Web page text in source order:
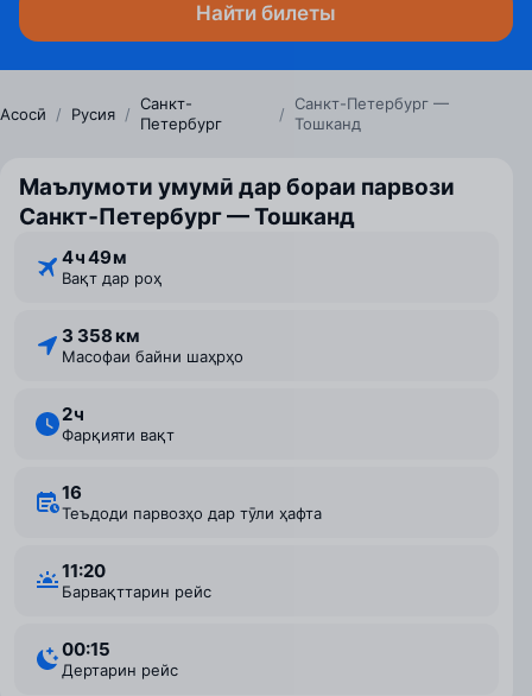
Найти билеты
Асосӣ / Русия /
Санкт-
Петербург
/
Санкт-Петербург —
Тошканд
Маълумоти умумӣ дар бораи парвози
Санкт‑Петербург — Тошканд
4 ⁠ч 49 ⁠м
Вақт дар роҳ
3 358 км
Масофаи байни шаҳрҳо
2 ⁠ч
Фарқияти вақт
16
Теъдоди парвозҳо дар тӯли ҳафта
11:20
Барвақттарин рейс
00:15
Дертарин рейс